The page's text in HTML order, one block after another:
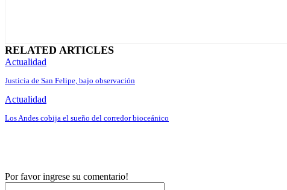
RELATED ARTICLES
Actualidad
Justicia de San Felipe, bajo observación
Actualidad
Los Andes cobija el sueño del corredor bioceánico
Por favor ingrese su comentario!